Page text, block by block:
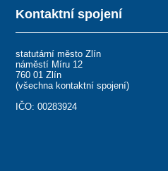
Kontaktní spojení
statutární město Zlín
náměstí Míru 12
760 01 Zlín
(všechna kontaktní spojení)
IČO: 00283924